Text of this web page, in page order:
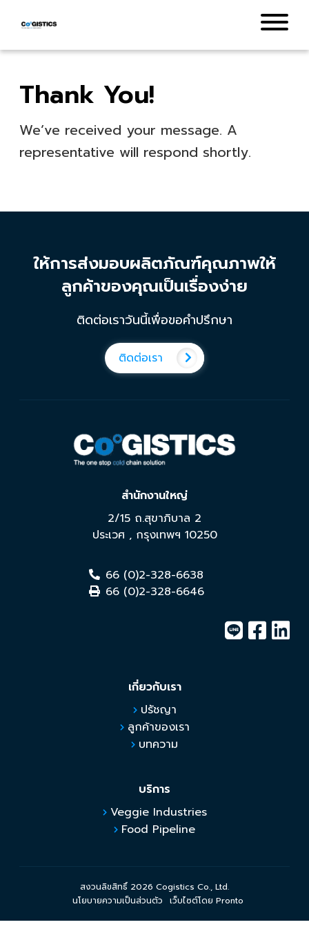
Thank You!
We’ve received your message. A
representative will respond shortly.
ให้การส่งมอบผลิตภัณฑ์คุณภาพให้
ลูกค้าของคุณเป็นเรื่องง่าย
ติดต่อเราวันนี้เพื่อขอคำปรึกษา
ติดต่อเรา
สำนักงานใหญ่
2/15 ถ.สุขาภิบาล 2
ประเวศ , กรุงเทพฯ 10250
66 (0)2-328-6638
66 (0)2-328-6646
เกี่ยวกับเรา
ปรัชญา
ลูกค้าของเรา
บทความ
บริการ
Veggie Industries
Food Pipeline
สงวนลิขสิทธิ์ 2026 Cogistics Co., Ltd.
นโยบายความเป็นส่วนตัว
เว็บไซต์โดย Pronto